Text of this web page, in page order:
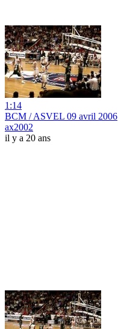
1:14
BCM / ASVEL 09 avril 2006
ax2002
il y a 20 ans